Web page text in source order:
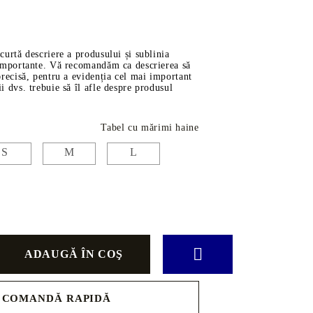
AUTO
Filtre
Suspensie
Curele și Role de Ghidaj
descriere a produsului și sublinia
Vă recomandăm ca descrierea să
pentru a evidenția cel mai important
dvs. trebuie să îl afle despre produsul
Tabel cu mărimi haine
S M L
COMANDĂ RAPIDĂ